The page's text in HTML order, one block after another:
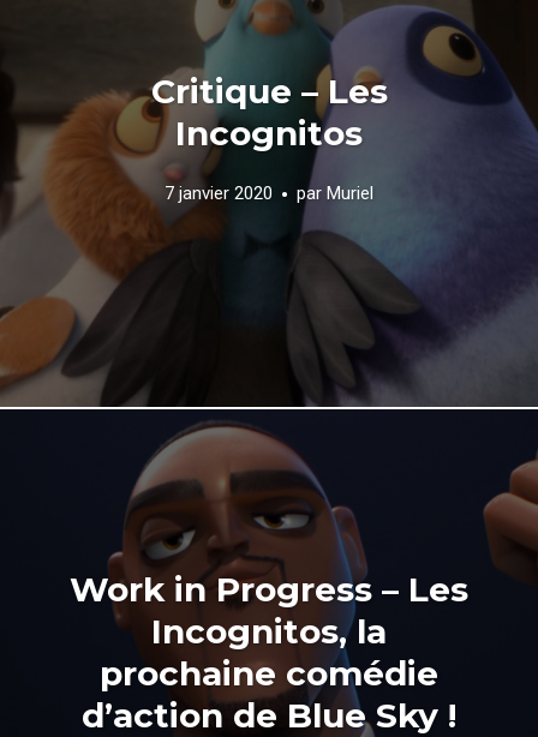
Critique – Les
Incognitos
7 janvier 2020 par Muriel
Work in Progress – Les
Incognitos, la
prochaine comédie
d’action de Blue Sky !